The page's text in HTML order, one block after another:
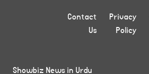
Privacy
Policy
Contact
Us
Showbiz News in Urdu